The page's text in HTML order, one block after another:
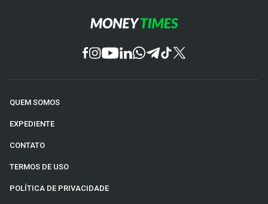
QUEM SOMOS
EXPEDIENTE
CONTATO
TERMOS DE USO
POLÍTICA DE PRIVACIDADE